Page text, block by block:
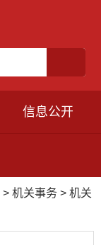
信息公开
> 机关事务 > 机关